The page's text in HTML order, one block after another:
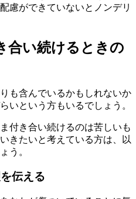
慮ができていないとノンデリ
合い続けるときの
も含んでいるかもしれないか
いという方もいるでしょう。
付き合い続けるのは苦しいも
きたいと考えている方は、以
う。
伝える